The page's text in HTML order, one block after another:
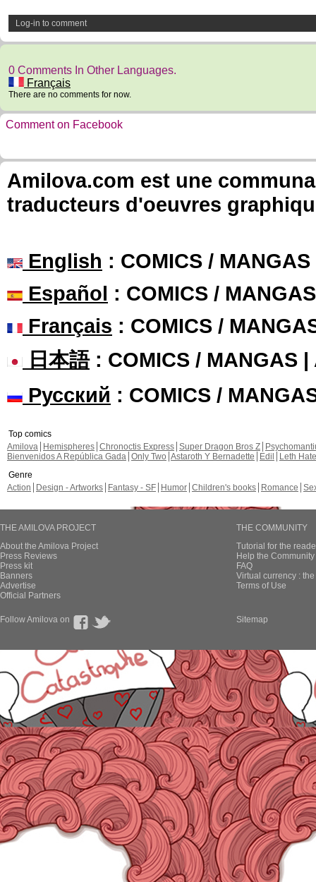
Log-in to comment
0 Comments In Other Languages.
Français
There are no comments for now.
Comment on Facebook
Amilova.com est une
traducteurs d'oeuvres
English : COMICS /
Español : COMICS /
Français : COMICS /
日本語: COMICS / MANGAS |
Русский : COMICS /
Top comics
Amilova
Hemispheres Chronoctis Express Super Dragon Bros Z
Bienvenidos A República Gada Only Two Astaroth Y Bernadette Edil
Leth Hate
Genre
Action
Design - Artworks Fantasy - SF Humor Children's books Romance
THE AMILOVA PROJECT
About the Amilova Project
Press Reviews
Press kit
Banners
Advertise
Official Partners
THE COMMUNITY
Tutorial for the
Help the
FAQ
Virtual currency :
Terms of Use
Follow Amilova on Sitemap